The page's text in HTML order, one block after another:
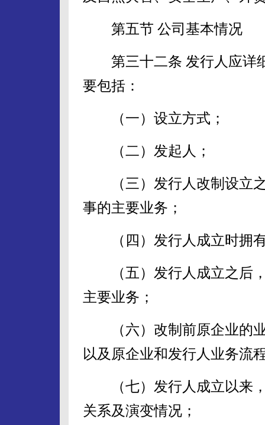
第五节 公司基本情况
第三十二条 发行人应详
要包括：
（一）设立方式；
（二）发起人；
（三）发行人改制设立之
事的主要业务；
（四）发行人成立时拥有
（五）发行人成立之后，
主要业务；
（六）改制前原企业的业
以及原企业和发行人业务流
（七）发行人成立以来，
关系及演变情况；